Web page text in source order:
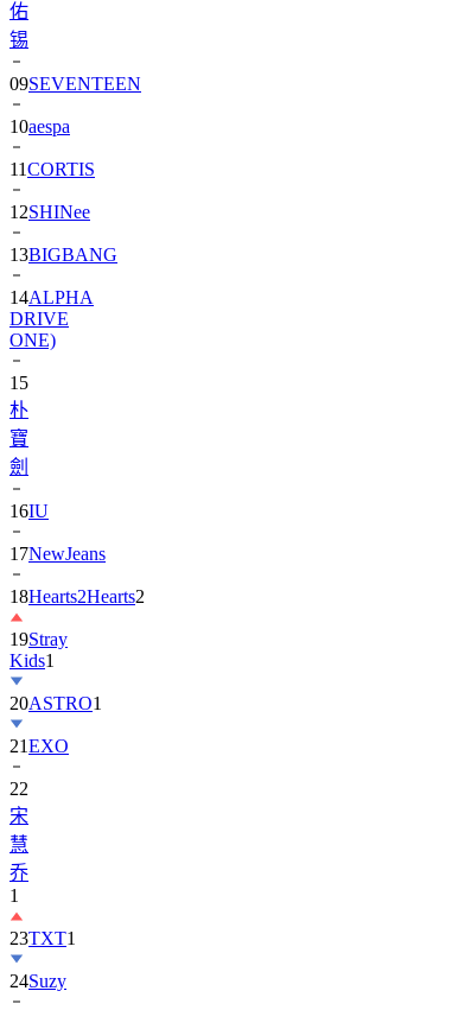
佑
锡
09SEVENTEEN
10aespa
11CORTIS
12SHINee
13BIGBANG
14ALPHA
DRIVE
ONE)
15
朴
寶
劍
16IU
17NewJeans
18Hearts2Hearts2
19Stray
Kids1
20ASTRO1
21EXO
22
宋
慧
乔
1
23TXT1
24Suzy